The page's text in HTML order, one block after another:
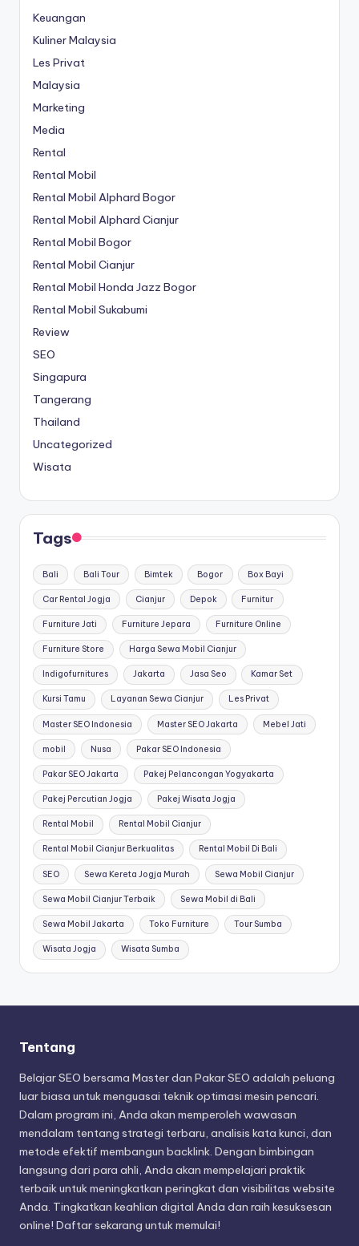
Keuangan
Kuliner Malaysia
Les Privat
Malaysia
Marketing
Media
Rental
Rental Mobil
Rental Mobil Alphard Bogor
Rental Mobil Alphard Cianjur
Rental Mobil Bogor
Rental Mobil Cianjur
Rental Mobil Honda Jazz Bogor
Rental Mobil Sukabumi
Review
SEO
Singapura
Tangerang
Thailand
Uncategorized
Wisata
Tags
Bali Bali Tour Bimtek Bogor Box Bayi
Car Rental Jogja Cianjur Depok Furnitur
Furniture Jati Furniture Jepara Furniture Online
Furniture Store Harga Sewa Mobil Cianjur
Indigofurnitures Jakarta Jasa Seo Kamar Set
Kursi Tamu Layanan Sewa Cianjur Les Privat
Master SEO Indonesia Master SEO Jakarta Mebel Jati
mobil Nusa Pakar SEO Indonesia
Pakar SEO Jakarta Pakej Pelancongan Yogyakarta
Pakej Percutian Jogja Pakej Wisata Jogja
Rental Mobil Rental Mobil Cianjur
Rental Mobil Cianjur Berkualitas Rental Mobil Di Bali
SEO Sewa Kereta Jogja Murah Sewa Mobil Cianjur
Sewa Mobil Cianjur Terbaik Sewa Mobil di Bali
Sewa Mobil Jakarta Toko Furniture Tour Sumba
Wisata Jogja Wisata Sumba
Tentang
Belajar SEO bersama Master dan Pakar SEO adalah peluang
luar biasa untuk menguasai teknik optimasi mesin pencari.
Dalam program ini, Anda akan memperoleh wawasan
mendalam tentang strategi terbaru, analisis kata kunci, dan
metode efektif membangun backlink. Dengan bimbingan
langsung dari para ahli, Anda akan mempelajari praktik
terbaik untuk meningkatkan peringkat dan visibilitas website
Anda. Tingkatkan keahlian digital Anda dan raih kesuksesan
online! Daftar sekarang untuk memulai!